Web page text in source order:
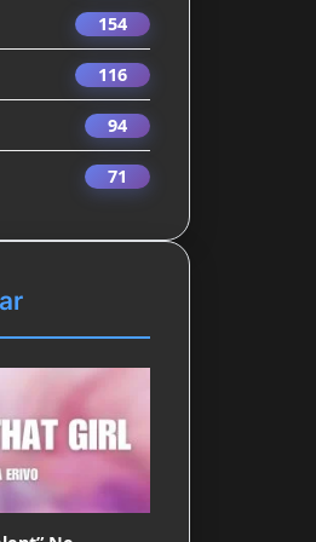
154
116
94
71